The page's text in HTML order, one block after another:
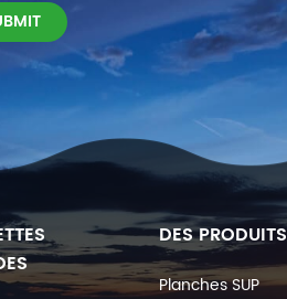
DES PRODUITS
Planches SUP